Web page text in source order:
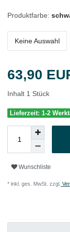
Produktfarbe:
Keine Auswahl
63,90
Inhalt 1 Stück
Lieferzeit: 1-2
Wunschliste
* inkl. ges. MwSt. zzgl.